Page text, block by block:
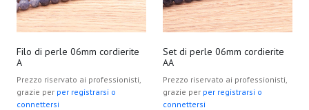
Filo di perle 06mm cordierite
A
Prezzo riservato ai professionisti,
grazie per per registrarsi o
connettersi
Set di perle 06mm cordierite
AA
Prezzo riservato ai professionisti,
grazie per per registrarsi o
connettersi